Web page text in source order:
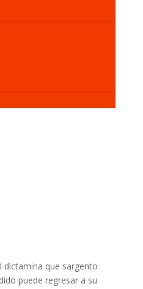
dictamina que sargento
puede regresar a su